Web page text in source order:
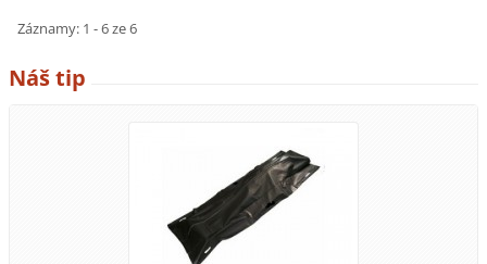
Záznamy: 1 - 6 ze 6
Náš tip